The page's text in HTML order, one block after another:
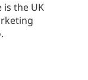
is the UK